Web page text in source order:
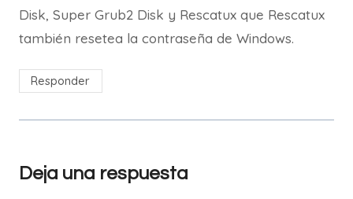
Disk, Super Grub2 Disk y Rescatux que Rescatux
también resetea la contraseña de Windows.
Responder
Deja una respuesta